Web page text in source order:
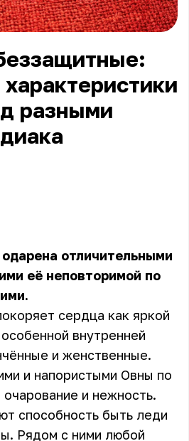
разными
отличительными
её неповторимой по
сердца как яркой
внутренней
и женственные.
и напористыми Овны по
и нежность.
способность быть леди
Рядом с ними любой